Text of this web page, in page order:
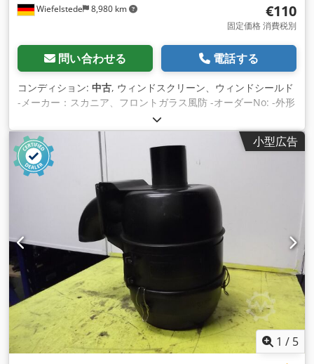
Wiefelstede 8,980 km €110
固定価格 消費税別
問い合わせる 電話する
コンディション: 中古, ウィンドスクリーン、ウィンドシールド
-メーカー：スカニア、フロントガラス風防 -オーダーNo: -外形
寸法：1660/705/厚さ7mm -重量: 16 kg Dcodpfsiyzptex Akkek
-輸送寸法：1660/785/H390 mm
小型広告
1 / 5